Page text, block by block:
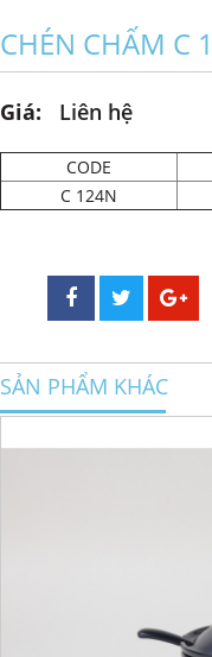
CHÉN CHẤM C
Giá: Liên hệ
CODE
C 124N
SẢN PHẨM KHÁC